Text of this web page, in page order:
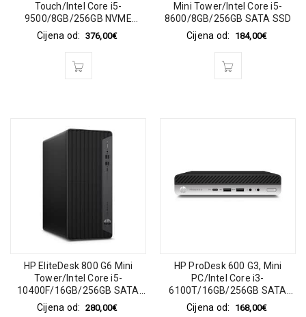
Touch/Intel Core i5-
9500/8GB/256GB NVME
SSD/1920×1080
Cijena od: 376,00€
Mini Tower/Intel Core i5-
8600/8GB/256GB SATA SSD
Cijena od:
184,00€
HP EliteDesk 800 G6 Mini
Tower/Intel Core i5-
10400F/16GB/256GB SATA
SSD/AMD Radeon R5 430 2GB
Cijena od: 280,00€
HP ProDesk 600 G3, Mini
PC/Intel Core i3-
6100T/16GB/256GB SATA
SSD/HP 65 Watt
Cijena od: 168,00€